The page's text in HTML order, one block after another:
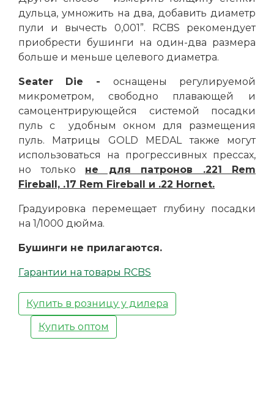
дульца, умножить на два, добавить диаметр
пули и вычесть 0,001”. RCBS рекомендует
приобрести бушинги на один-два размера
больше и меньше целевого диаметра.
Seater Die - оснащены регулируемой
микрометром, свободно плавающей и
самоцентрирующейся системой посадки
пуль с удобным окном для размещения
пуль. Матрицы GOLD MEDAL также могут
использоваться на прогрессивных прессах,
но только не для патронов .221 Rem
Fireball, .17 Rem Fireball и .22 Hornet.
Градуировка перемещает глубину посадки
на 1/1000 дюйма.
Бушинги не прилагаются.
Гарантии на товары RCBS
Купить в розницу у дилера
Купить оптом